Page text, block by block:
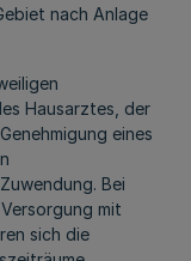
nach Anlage
Hausarztes, der
eines
Bei
mit
sich die